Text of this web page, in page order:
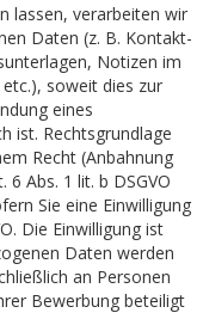
lassen, verarbeiten wir
Daten (z. B. Kontakt-
Notizen im
soweit dies zur
eines
ist. Rechtsgrundlage
Recht (Anbahnung
Abs. 1 lit. b DSGVO
Sie eine Einwilligung
Die Einwilligung ist
Daten werden
an Personen
Bewerbung beteiligt